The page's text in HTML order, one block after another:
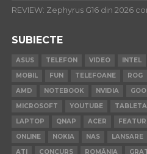
REVIEW: Zephyrus G16 din 2026
SUBIECTE
ASUS TELEFON VIDEO INTEL
MOBIL
FUN TELEFOANE ROG
AMD
NOTEBOOK NVIDIA
MICROSOFT
YOUTUBE TABLETA
LAPTOP
QNAP ACER
ONLINE
NOKIA NAS LANSARE
ATI
CONCURS ROMÂNIA